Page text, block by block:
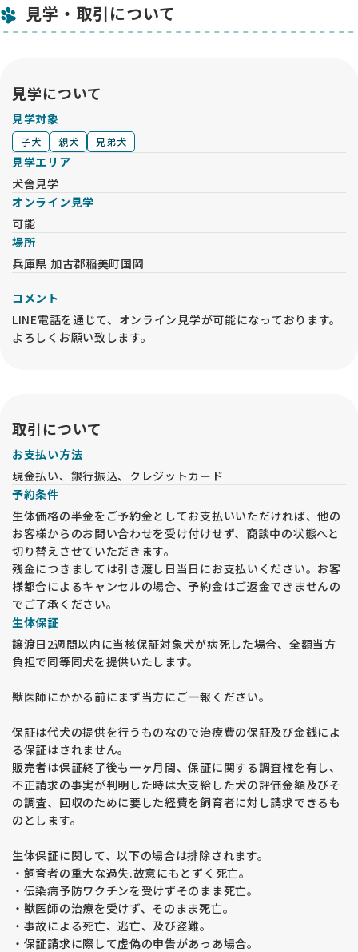
見学・取引について
見学について
見学対象
子犬 親犬 兄弟犬
見学エリア
犬舎見学
オンライン見学
可能
場所
兵庫県 加古郡稲美町国岡
コメント
LINE電話を通じて、オンライン見学が可能になっております。
よろしくお願い致します。
取引について
お支払い方法
現金払い、銀行振込、クレジットカード
予約条件
生体価格の半金をご予約金としてお支払いいただければ、他の
お客様からのお問い合わせを受け付けせず、商談中の状態へと
切り替えさせていただきます。
残金につきましては引き渡し日当日にお支払いください。お客
様都合によるキャンセルの場合、予約金はご返金できませんの
でご了承ください。
生体保証
譲渡日2週間以内に当核保証対象犬が病死した場合、全額当方
負担で同等同犬を提供いたします。
獣医師にかかる前にまず当方にご一報ください。
保証は代犬の提供を行うものなので治療費の保証及び金銭によ
る保証はされません。
販売者は保証終了後も一ヶ月間、保証に関する調査権を有し、
不正請求の事実が判明した時は大支給した犬の評価金額及びそ
の調査、回収のために要した経費を飼育者に対し請求できるも
のとします。
生体保証に関して、以下の場合は排除されます。
・飼育者の重大な過失.故意にもとずく死亡。
・伝染病予防ワクチンを受けずそのまま死亡。
・獣医師の治療を受けず、そのまま死亡。
・事故による死亡、逃亡、及び盗難。
・保証請求に際して虚偽の申告があっあ場合。